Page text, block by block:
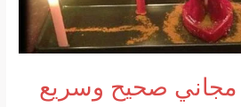
صحيح وسريع